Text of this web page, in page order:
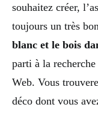
souhaitez créer,
toujours un très
blanc et le bois
parti à la
Web. Vous
déco dont vous